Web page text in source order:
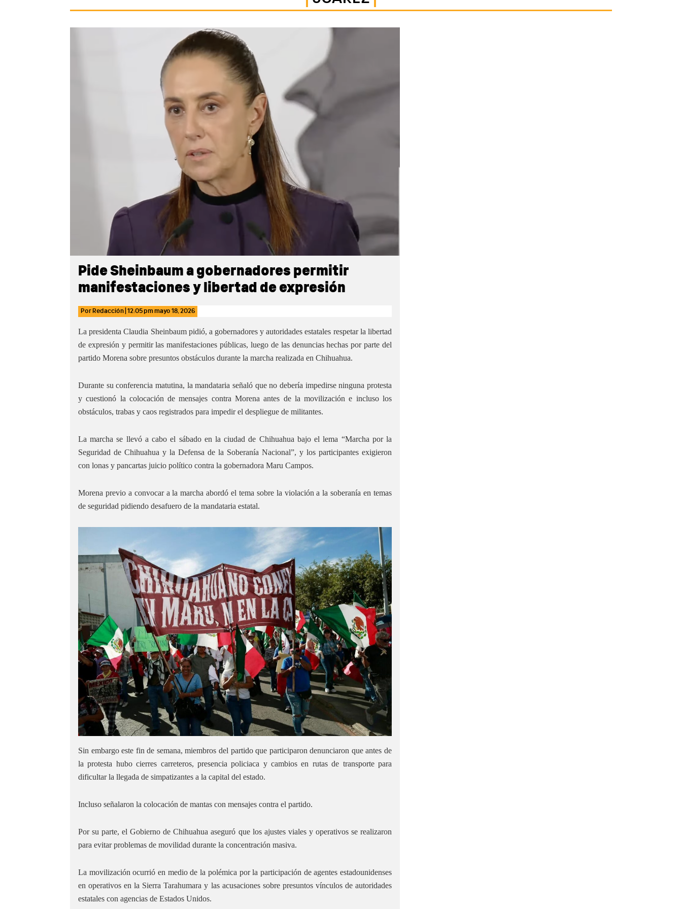
Pide Sheinbaum a gobernadores permitir
manifestaciones y libertad de expresión
Por Redacción 12:05 pmmayo 18, 2026
La presidenta Claudia Sheinbaum pidió, a gobernadores y autoridades estatales respetar la libertad
de expresión y permitir las manifestaciones públicas, luego de las denuncias hechas por parte del
partido Morena sobre presuntos obstáculos durante la marcha realizada en Chihuahua.
Durante su conferencia matutina, la mandataria señaló que no debería impedirse ninguna protesta
y cuestionó la colocación de mensajes contra Morena antes de la movilización e incluso los
obstáculos, trabas y caos registrados para impedir el despliegue de militantes.
La marcha se llevó a cabo el sábado en la ciudad de Chihuahua bajo el lema “Marcha por la
Seguridad de Chihuahua y la Defensa de la Soberanía Nacional”, y los participantes exigieron
con lonas y pancartas juicio político contra la gobernadora Maru Campos.
Morena previo a convocar a la marcha abordó el tema sobre la violación a la soberanía en temas
de seguridad pidiendo desafuero de la mandataria estatal.
Sin embargo este fin de semana, miembros del partido que participaron denunciaron que antes de
la protesta hubo cierres carreteros, presencia policiaca y cambios en rutas de transporte para
dificultar la llegada de simpatizantes a la capital del estado.
Incluso señalaron la colocación de mantas con mensajes contra el partido.
Por su parte, el Gobierno de Chihuahua aseguró que los ajustes viales y operativos se realizaron
para evitar problemas de movilidad durante la concentración masiva.
La movilización ocurrió en medio de la polémica por la participación de agentes estadounidenses
en operativos en la Sierra Tarahumara y las acusaciones sobre presuntos vínculos de autoridades
estatales con agencias de Estados Unidos.